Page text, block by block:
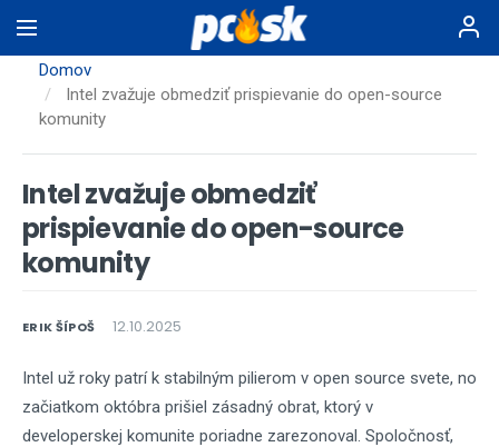
na
hlavnýDomov
Intel zvažuje obmedziť prispievanie do open-source
komunity
Intel zvažuje obmedziť
prispievanie do open-source
komunity
ERIK ŠÍPOŠ 12.10.2025
Intel už roky patrí k stabilným pilierom v open source svete, no
začiatkom októbra prišiel zásadný obrat, ktorý v
developerskej komunite poriadne zarezonoval. Spoločnosť,